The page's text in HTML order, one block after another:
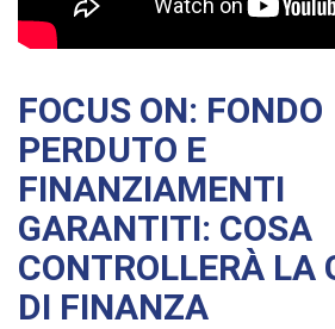
FOCUS ON: FONDO
PERDUTO E
FINANZIAMENTI
GARANTITI: COSA
CONTROLLERÀ LA
DI FINANZA